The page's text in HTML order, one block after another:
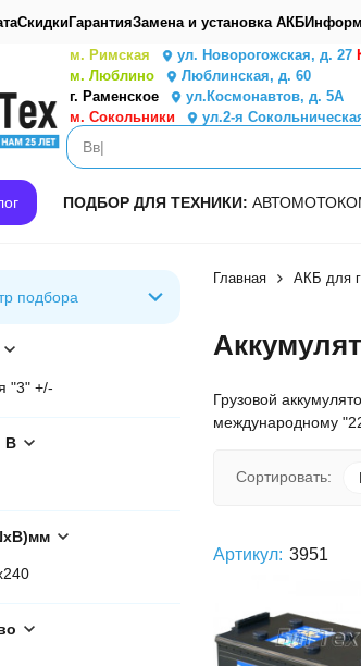
СкидкиГарантияЗамена и установка АКБ
м. Римская ул. Новорогожская, д. 27
м. Люблино
Люблинская, д. 60
г. Раменское
ул.Космонавтов, д. 5А
м. Сокольники
ул.2-я
ПОДБОР ДЛЯ ТЕХНИКИ: АВТОМОТО
Главная АКБ для
Грузовой
международному
Сортировать:
Артикул: 3951
подбора
"3" +/-
В